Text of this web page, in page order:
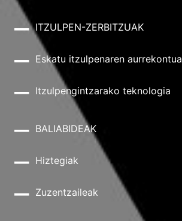
ITZULPEN-ZERBITZUAK
Eskatu itzulpenaren aurrekontua
Itzulpengintzarako teknologia
BALIABIDEAK
Hiztegiak
Zuzentzaileak